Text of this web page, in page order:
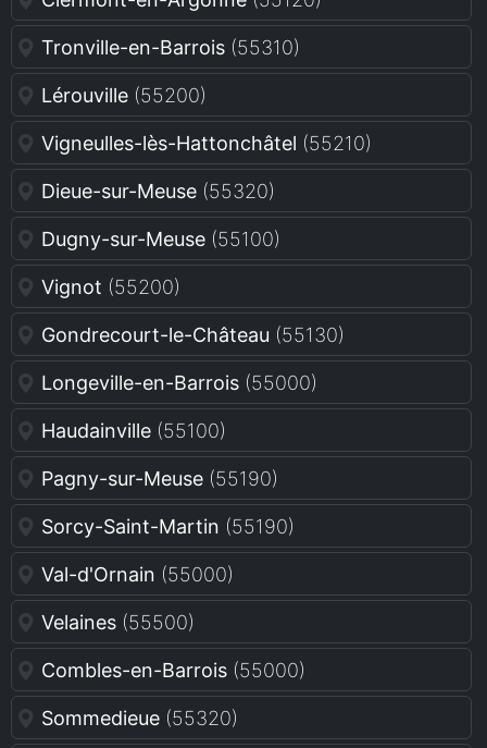
Tronville-en-Barrois (55310)
Lérouville (55200)
Vigneulles-lès-Hattonchâtel (55210)
Dieue-sur-Meuse (55320)
Dugny-sur-Meuse (55100)
Vignot (55200)
Gondrecourt-le-Château (55130)
Longeville-en-Barrois (55000)
Haudainville (55100)
Pagny-sur-Meuse (55190)
Sorcy-Saint-Martin (55190)
Val-d'Ornain (55000)
Velaines (55500)
Combles-en-Barrois (55000)
Sommedieue (55320)